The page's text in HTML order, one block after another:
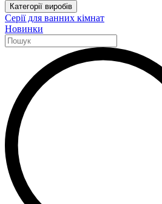
Категорії виробів
Серії для ванних кімнат
Новинки